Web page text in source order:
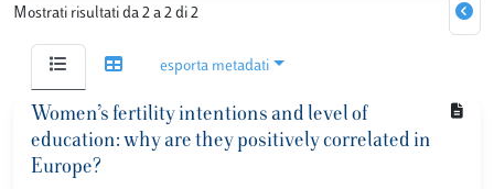
Mostrati risultati da 2 a 2 di 2
esporta metadati
Women’s fertility intentions and level of
education: why are they positively correlated in
Europe?